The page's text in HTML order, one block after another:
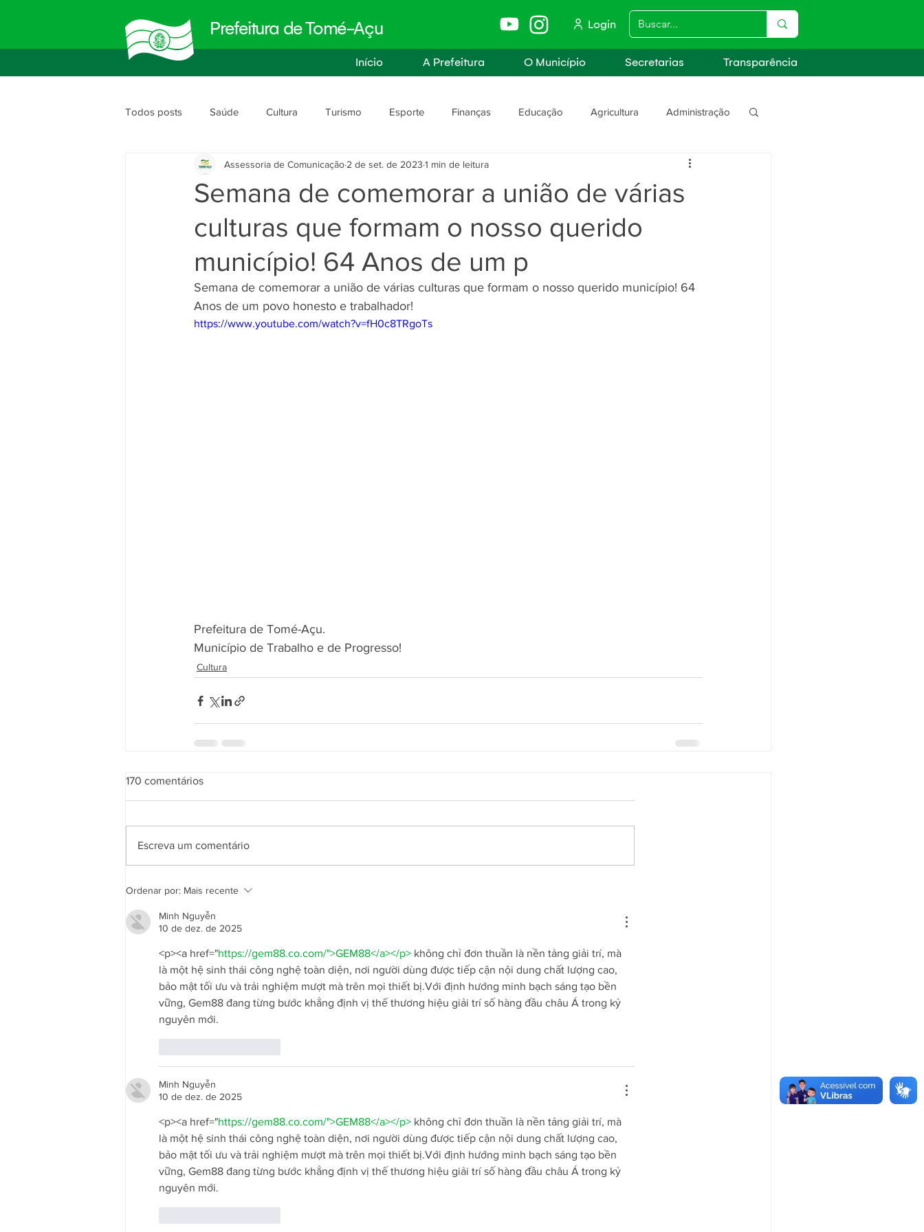
Prefeitura de Tomé-Açu Login
Início A Prefeitura O Município Secretarias Transparência
Todos posts Saúde Cultura Turismo Esporte Finanças Educação Agricultura Administração
Meio Ambiente Obras e Urbanismo Assistência Social e Trabalho
Planejamento e Gestão segurança Segurança Pública
Semana de comemorar a união de várias
culturas que formam o nosso querido
município! 64 Anos de um p
Assessoria de Comunicação 2 de set. de 2023 1 min de leitura
Semana de comemorar a união de várias culturas que formam o nosso querido município! 64
Anos de um povo honesto e trabalhador!
https://www.youtube.com/watch?v=fH0c8TRgoTs
Prefeitura de Tomé-Açu.
Município de Trabalho e de Progresso!
Cultura
170 comentários
Escreva um comentário
Ordenar por: Mais recente
Minh Nguyễn
10 de dez. de 2025
<p><a href="https://gem88.co.com/">GEM88</a></p> không chỉ đơn thuần là nền tảng giải trí, mà
là một hệ sinh thái công nghệ toàn diện, nơi người dùng được tiếp cận nội dung chất lượng cao,
bảo mật tối ưu và trải nghiệm mượt mà trên mọi thiết bị.Với định hướng minh bạch sáng tạo bền
vững, Gem88 đang từng bước khẳng định vị thế thương hiệu giải trí số hàng đầu châu Á trong kỷ
nguyên mới.
Minh Nguyễn
10 de dez. de 2025
<p><a href="https://gem88.co.com/">GEM88</a></p> không chỉ đơn thuần là nền tảng giải trí, mà
là một hệ sinh thái công nghệ toàn diện, nơi người dùng được tiếp cận nội dung chất lượng cao,
bảo mật tối ưu và trải nghiệm mượt mà trên mọi thiết bị.Với định hướng minh bạch sáng tạo bền
vững, Gem88 đang từng bước khẳng định vị thế thương hiệu giải trí số hàng đầu châu Á trong kỷ
nguyên mới.